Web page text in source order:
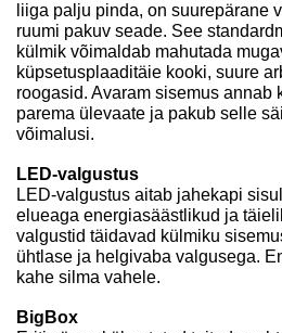
liiga palju pinda, on suurepärane
ruumi pakuv seade. See
külmik võimaldab mahutada
küpsetusplaaditäie kooki, suure
roogasid. Avaram sisemus annab
parema ülevaate ja pakub selle
võimalusi.
LED-valgustus
LED-valgustus aitab jahekapi
elueaga energiasäästlikud ja
valgustid täidavad külmiku
ühtlase ja helgivaba valgusega.
kahe silma vahele.
BigBox